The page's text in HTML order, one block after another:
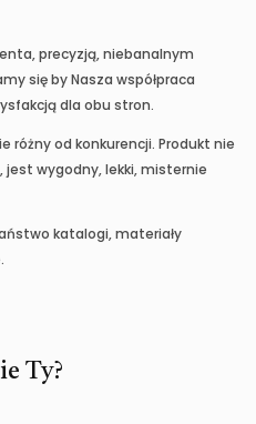
precyzją, niebanalnym
się by Nasza współpraca
dla obu stron.
różny od konkurencji. Produkt nie
wygodny, lekki, misternie
katalogi, materiały
Ty?